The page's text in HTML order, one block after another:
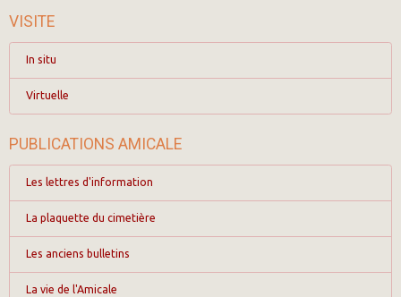
VISITE
In situ
Virtuelle
PUBLICATIONS AMICALE
Les lettres d'information
La plaquette du cimetière
Les anciens bulletins
La vie de l'Amicale